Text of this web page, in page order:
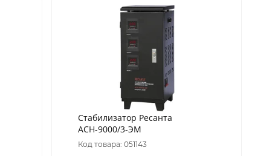
Стабилизатор Ресанта
АСН-9000/3-ЭМ
Код товара: 051143